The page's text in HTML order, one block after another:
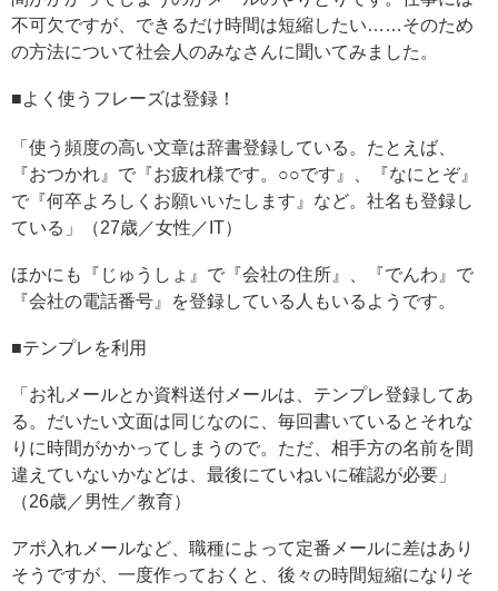
不可欠ですが、できるだけ時間は短縮したい……そのため
の方法について社会人のみなさんに聞いてみました。
■よく使うフレーズは登録！
「使う頻度の高い文章は辞書登録している。たとえば、
『おつかれ』で『お疲れ様です。○○です』、『なにとぞ』
で『何卒よろしくお願いいたします』など。社名も登録し
ている」（27歳／女性／IT）
ほかにも『じゅうしょ』で『会社の住所』、『でんわ』で
『会社の電話番号』を登録している人もいるようです。
■テンプレを利用
「お礼メールとか資料送付メールは、テンプレ登録してあ
る。だいたい文面は同じなのに、毎回書いているとそれな
りに時間がかかってしまうので。ただ、相手方の名前を間
違えていないかなどは、最後にていねいに確認が必要」
（26歳／男性／教育）
アポ入れメールなど、職種によって定番メールに差はあり
そうですが、一度作っておくと、後々の時間短縮になりそ